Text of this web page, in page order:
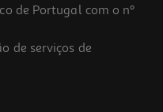
Kellen
de Portugal com o nº
de serviços de